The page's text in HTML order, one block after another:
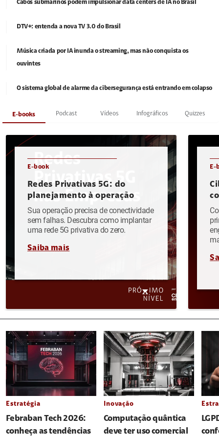
Cabos submarinos podem impulsionar data centers de IA no Brasil
DTV+: entenda a nova TV 3.0 do Brasil
Música criada por IA inunda o streaming, mas não conquista os
ouvintes
O sistema global de alarme da cibersegurança está entrando em colapso
E-books Podcast Vídeos Infográficos Quizzes
E-book
Redes Privativas 5G: do
planejamento à operação
Sua operação precisa de conectividade
sem falhas. Descubra como implantar
uma rede 5G privativa do zero.
Saiba mais
E-
Estratégia
Febraban Tech 2026:
conheça as tendências
Inovação
Computação quântica
deve ter uso comercial